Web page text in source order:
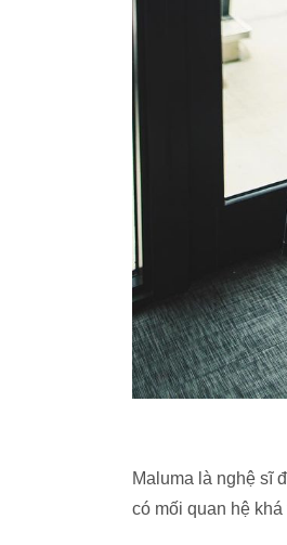
Maluma là nghệ sĩ
có mối quan hệ